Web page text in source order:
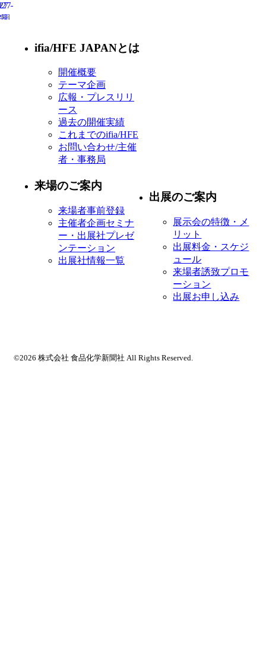
回回
ifia/HFE JAPANとは
開催概要
テーマ企画
広報・プレスリリ
ース
過去の開催実績
これまでのifia/HFE
お問い合わせ/主催
者・事務局
出展のご案内
展示会の特徴・メ
リット
出展料金・スケジ
ュール
来場者誘致プロモ
ーション
出展お申し込み
来場のご案内
来場者事前登録
主催者企画セミナ
ー・出展社プレゼ
ンテーション
出展社情報一覧
©2026 株式会社 食品化学新聞社 All Rights Reserved.